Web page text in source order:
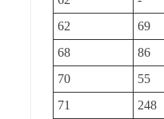
62
69
68
86
70
55
71
248